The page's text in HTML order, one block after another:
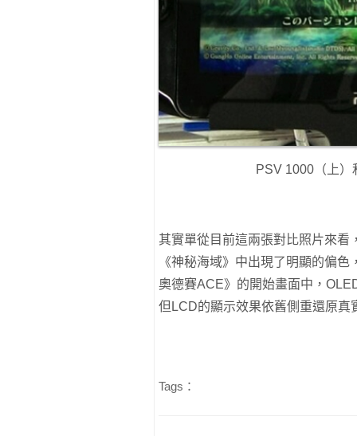
PSV 1000（上
其實單從目前這兩張對比照片來看
《神秘海域》中出現了明顯的偏
奧德賽ACE》的開始畫面中，
但LCD的顯示效果依舊側重還原真
Tags：